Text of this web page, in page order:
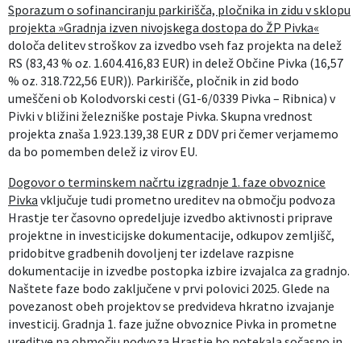
Sporazum o sofinanciranju parkirišča, pločnika in zidu v sklopu
projekta »Gradnja izven nivojskega dostopa do ŽP Pivka«
določa delitev stroškov za izvedbo vseh faz projekta na delež
RS (83,43 % oz. 1.604.416,83 EUR) in delež Občine Pivka (16,57
% oz. 318.722,56 EUR)). Parkirišče, pločnik in zid bodo
umeščeni ob Kolodvorski cesti (G1-6/0339 Pivka – Ribnica) v
Pivki v bližini železniške postaje Pivka. Skupna vrednost
projekta znaša 1.923.139,38 EUR z DDV pri čemer verjamemo
da bo pomemben delež iz virov EU.
Dogovor o terminskem načrtu izgradnje 1. faze obvoznice
Pivka vključuje tudi prometno ureditev na območju podvoza
Hrastje ter časovno opredeljuje izvedbo aktivnosti priprave
projektne in investicijske dokumentacije, odkupov zemljišč,
pridobitve gradbenih dovoljenj ter izdelave razpisne
dokumentacije in izvedbe postopka izbire izvajalca za gradnjo.
Naštete faze bodo zaključene v prvi polovici 2025. Glede na
povezanost obeh projektov se predvideva hkratno izvajanje
investicij. Gradnja 1. faze južne obvoznice Pivka in prometne